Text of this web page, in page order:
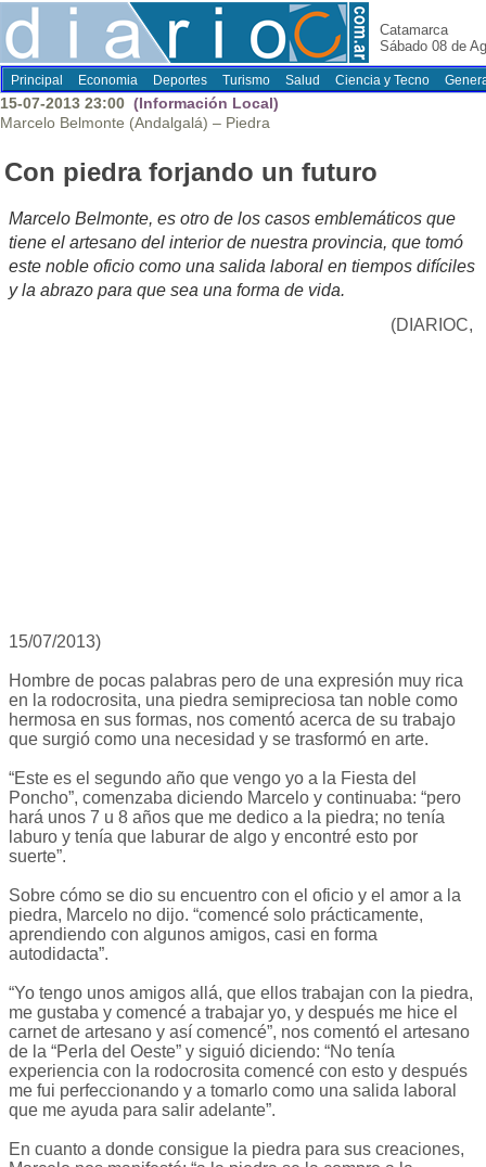
Catamarca
Sábado 08 de
Principal Economia Deportes Turismo Salud Ciencia y Tecno
15-07-2013 23:00 (Información Local)
Marcelo Belmonte (Andalgalá) – Piedra
Con piedra forjando un futuro
Marcelo Belmonte, es otro de los casos emblemáticos que
tiene el artesano del interior de nuestra provincia, que tomó
este noble oficio como una salida laboral en tiempos difíciles
y la abrazo para que sea una forma de vida.
(DIARIOC,
15/07/2013)
Hombre de pocas palabras pero de una expresión muy rica
en la rodocrosita, una piedra semipreciosa tan noble como
hermosa en sus formas, nos comentó acerca de su trabajo
que surgió como una necesidad y se trasformó en arte.
“Este es el segundo año que vengo yo a la Fiesta del
Poncho”, comenzaba diciendo Marcelo y continuaba: “pero
hará unos 7 u 8 años que me dedico a la piedra; no tenía
laburo y tenía que laburar de algo y encontré esto por
suerte”.
Sobre cómo se dio su encuentro con el oficio y el amor a la
piedra, Marcelo no dijo. “comencé solo prácticamente,
aprendiendo con algunos amigos, casi en forma
autodidacta”.
“Yo tengo unos amigos allá, que ellos trabajan con la piedra,
me gustaba y comencé a trabajar yo, y después me hice el
carnet de artesano y así comencé”, nos comentó el artesano
de la “Perla del Oeste” y siguió diciendo: “No tenía
experiencia con la rodocrosita comencé con esto y después
me fui perfeccionando y a tomarlo como una salida laboral
que me ayuda para salir adelante”.
En cuanto a donde consigue la piedra para sus creaciones,